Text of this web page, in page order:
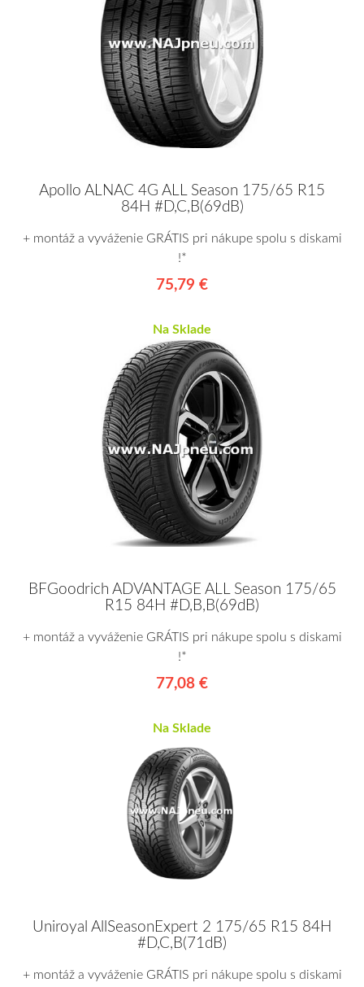
Apollo ALNAC 4G ALL Season 175/65 R15
84H #D,C,B(69dB)
+ montáž a vyváženie GRÁTIS pri nákupe spolu s diskami
!*
75,79 €
Na Sklade
BFGoodrich ADVANTAGE ALL Season 175/65
R15 84H #D,B,B(69dB)
+ montáž a vyváženie GRÁTIS pri nákupe spolu s diskami
!*
77,08 €
Na Sklade
Uniroyal AllSeasonExpert 2 175/65 R15 84H
#D,C,B(71dB)
+ montáž a vyváženie GRÁTIS pri nákupe spolu s diskami